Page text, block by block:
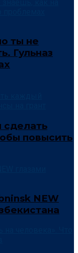
ты не
Гульназ
сделать
повысить
NEW